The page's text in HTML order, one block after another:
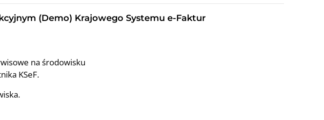
(Demo) Krajowego Systemu e-Faktur
na środowisku
KSeF.